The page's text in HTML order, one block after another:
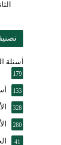
أسئلة
179
133
328
280
41